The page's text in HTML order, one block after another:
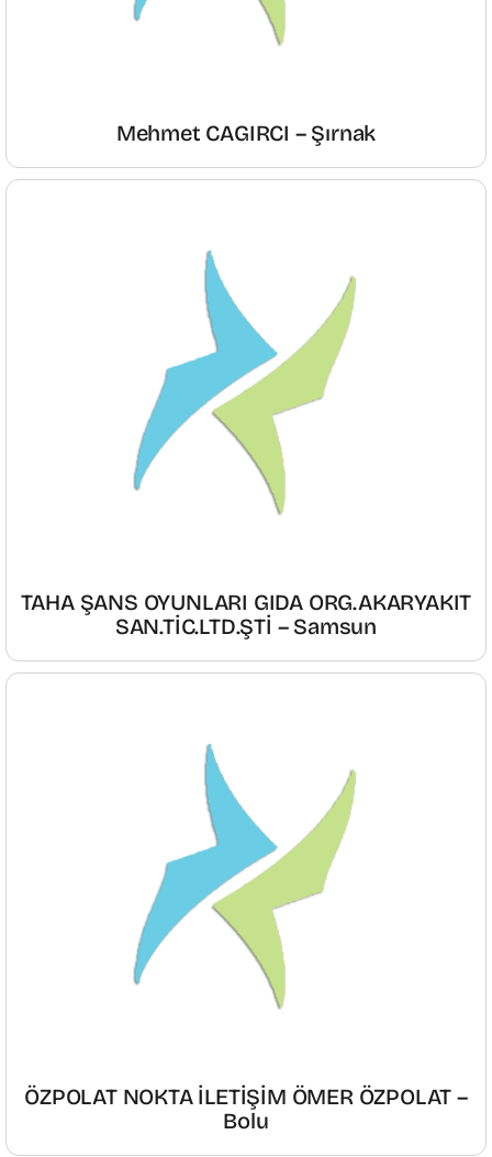
Mehmet CAGIRCI – Şırnak
TAHA ŞANS OYUNLARI GIDA ORG.AKARYAKIT
SAN.TİC.LTD.ŞTİ – Samsun
ÖZPOLAT NOKTA İLETİŞİM ÖMER ÖZPOLAT –
Bolu